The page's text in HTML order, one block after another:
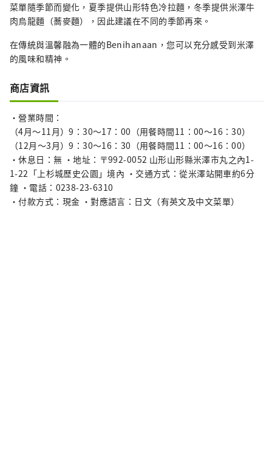
菜單隨季節而變化，夏季提供山形特色冷拉麵，冬季提供米澤牛
肉烏龍麵（蕎麥麵），因此建議在不同的季節再來。
在傳統與溫馨融為一體的Benihanaan，您可以充分感受到米澤
的風味和精神。
商店資訊
・營業時間：
（4月～11月）9：30～17：00（用餐時間11：00～16：30）
（12月～3月）9：30～16：30（用餐時間11：00～16：00）
・休息日：無 ・地址：〒992-0052 山形山形縣米澤市丸之內1-
1-22「上杉城歷史公園」境內 ・交通方式：從米澤站開車約6分
鐘 ・電話：0238-23-6310
・付款方式：現金 ・對應語言：日文（有英文及中文菜單）